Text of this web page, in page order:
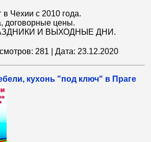
Чехии с 2010 года.
договорные цены.
И ВЫХОДНЫЕ ДНИ.
281 Дата: 23.12.2020
кухонь "под ключ" в Праге